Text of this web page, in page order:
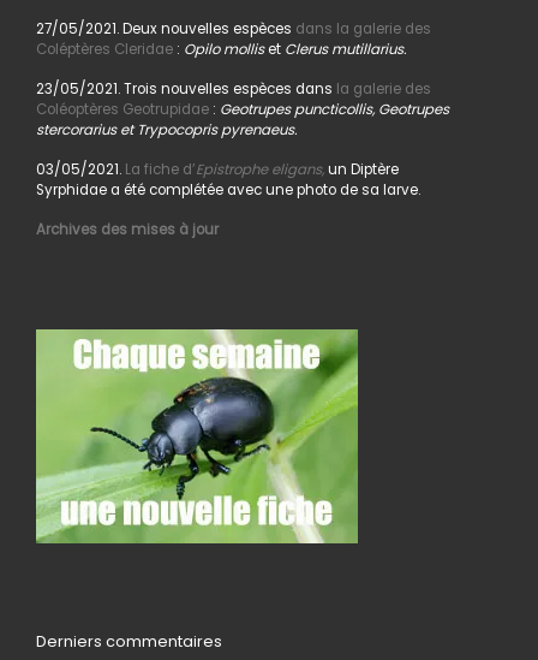
27/05/2021. Deux nouvelles espèces dans la galerie des
Coléptères Cleridae: Opilo molliset Clerus mutillarius.
23/05/2021. Trois nouvelles espèces dans la galerie des
Coléoptères Geotrupidae: Geotrupes puncticollis, Geotrupes
stercorarius et Trypocopris pyrenaeus.
03/05/2021. La fiche d’Epistrophe eligans,un Diptère
Syrphidae a été complétée avec une photo de sa larve.
Archives des mises à jour
Derniers commentaires